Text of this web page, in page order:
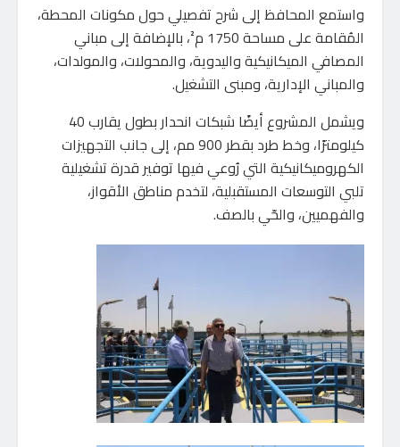
واستمع المحافظ إلى شرح تفصيلي حول مكونات المحطة،
المُقامة على مساحة 1750 م²، بالإضافة إلى مباني
المصافي الميكانيكية واليدوية، والمحولات، والمولدات،
والمباني الإدارية، ومبنى التشغيل.
ويشمل المشروع أيضًا شبكات انحدار بطول يقارب 40
كيلومترًا، وخط طرد بقطر 900 مم، إلى جانب التجهيزات
الكهروميكانيكية التي رُوعي فيها توفير قدرة تشغيلية
تلبي التوسعات المستقبلية، لتخدم مناطق الأقواز،
والفهميين، والحّي بالصف.